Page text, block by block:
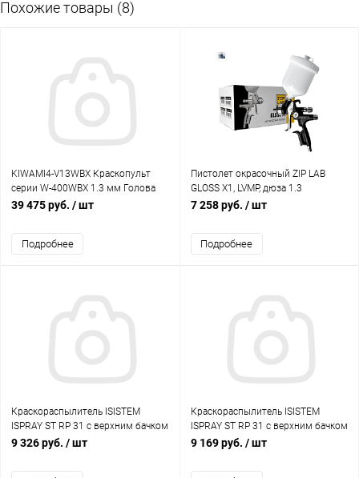
Похожие товары (8)
KIWAMI4-V13WBX Краскопульт
серии W-400WBX 1.3 мм Голова
WBX, бачок + манометр
39 475 руб. / шт
Подробнее
Пистолет окрасочный ZIP LAB
GLOSS X1, LVMP, дюза 1.3
7 258 руб. / шт
Подробнее
Краскораспылитель ISISTEM
ISPRAY ST RP 31 с верхним бачком
600мл,дюза 1.8мм
9 326 руб. / шт
Краскораспылитель ISISTEM
ISPRAY ST RP 31 с верхним бачком
600мл,дюза 2,0мм
9 169 руб. / шт